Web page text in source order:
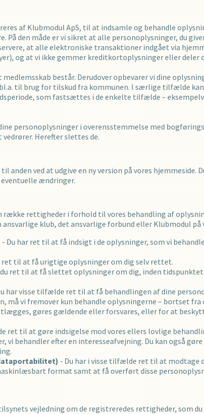
af Klubmodul ApS, til at indsamle og behandle
den måde er vi sikret at alle personoplysninger, du
at alle elektroniske transaktioner indgået via
og at vi ikke gemmer kreditkortoplysninger eller deler
består. Derudover opbevarer vi dine
til brug for tilskud fra kommunen. l særlige tilfælde kan
som fastsættes i de enkelte tilfælde –
personoplysninger i overensstemmelse med
Herefter slettes de.
ved at udgive en ny version på vores hjemmeside.
ændringer.
rettigheder i forhold til vores behandling af
klub, det ansvarlige forbund eller Klubmodul
- Du har ret til at få indsigt i de oplysninger, som vi
ret til at få urigtige oplysninger om dig selv rettet.
ret til at få slettet oplysninger om dig, inden
har visse tilfælde ret til at få behandlingen af dine
vi fremover kun behandle oplysningerne – bortset fra
gøres gældende eller forsvares, eller for at
ret til at gøre indsigelse mod vores ellers lovlige
behandler efter en interesseafvejning. Du kan også
- Du har i visse tilfælde ret til at modtage
format samt at få overført disse
vejledning om de registreredes rettigheder, som du